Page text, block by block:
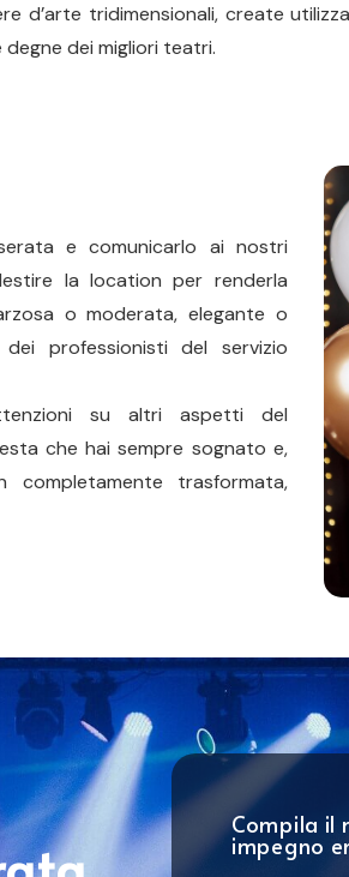
d’arte tridimensionali, create
dei migliori teatri.
e comunicarlo ai nostri
la location per renderla
o moderata, elegante o
professionisti del servizio
su altri aspetti del
che hai sempre sognato e,
trasformata,
Compila il
impegno